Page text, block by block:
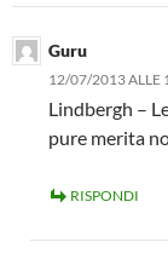
Guru
12/07/2013 ALLE
Lindbergh –
pure merita
RISPONDI